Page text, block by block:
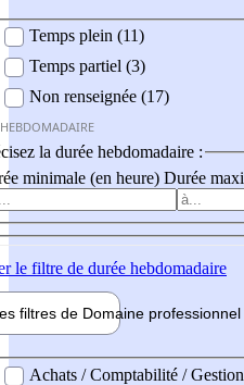
Temps plein (11)
Temps partiel (3)
Non renseignée (17)
la durée hebdomadaire :
minimale (en heure) Durée
le filtre de durée hebdomadaire
filtres de Domaine professionnel
professionel
Achats / Comptabilité / Gestion